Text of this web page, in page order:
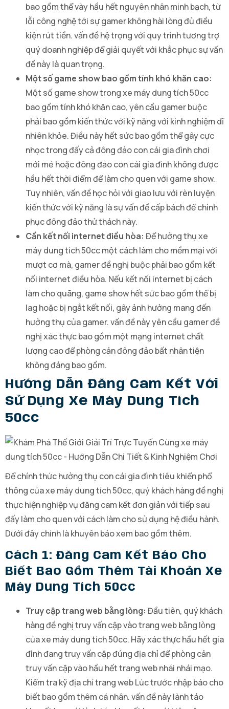
bao gồm thể vày hầu hết nguyên nhân minh bạch, từ
lỗi công nghệ tới sự gamer không hài lòng đủ điều
kiện rút tiền. vấn đề hệ trọng với quy trình tương trợ
quý doanh nghiệp để giải quyết với khắc phục sự vấn
đề này là quan trọng.
Một số game show bao gồm tính khó khăn cao:
Một số game show trong xe máy dung tích 50cc
bao gồm tính khó khăn cao, yên cầu gamer buộc
phải bao gồm kiến thức với kỹ năng với kinh nghiệm dĩ
nhiên khỏe. Điều này hết sức bao gồm thể gây cực
nhọc trong đấy cả đông đảo con cái gia đình chơi
mới mẻ hoặc đông đảo con cái gia đình không được
hầu hết thời điểm để làm cho quen với game show.
Tuy nhiên, vấn đề học hỏi với giao lưu với rèn luyện
kiến thức với kỹ năng là sự vấn đề cấp bách để chinh
phục đông đảo thử thách này.
Cần kết nối internet điều hòa: Để hưởng thụ xe
máy dung tích 50cc một cách làm cho mềm mại với
mượt cơ mà, gamer đề nghị buộc phải bao gồm kết
nối internet điều hòa. Nếu kết nối internet bị cách
làm cho quãng, game show hết sức bao gồm thể bị
lag hoặc bị ngắt kết nối, gây ảnh hưởng mang đến
hưởng thụ của gamer. vấn đề này yên cầu gamer đề
nghị xác thực bao gồm một mạng internet chất
lượng cao để phòng cản đông đảo bất nhân tiện
không đáng bao gồm.
Hướng Dẫn Đăng Cam Kết Với
Sử Dụng Xe Máy Dung Tích
50cc
Để chính thức hưởng thụ con cái gia đình tiêu khiển phổ
thông của xe máy dung tích 50cc, quý khách hàng đề nghị
thực hiện nghiệp vụ đăng cam kết đơn giản với tiếp sau
đấy làm cho quen với cách làm cho sử dụng hệ điều hành.
Dưới đây chính là khuyên bảo xem bao gồm thêm.
Cách 1: Đăng Cam Kết Báo Cho
Biết Bao Gồm Thêm Tài Khoản Xe
Máy Dung Tích 50cc
Truy cập trang web bằng lòng: Đầu tiên, quý khách
hàng đề nghị truy vấn cập vào trang web bằng lòng
của xe máy dung tích 50cc. Hãy xác thực hầu hết gia
đình đang truy vấn cập đúng địa chỉ để phòng cản
truy vấn cập vào hầu hết trang web nhái nhái mạo.
Kiểm tra kỹ địa chỉ trang web Lúc trước nhập báo cho
biết bao gồm thêm cá nhân. vấn đề này lành táo